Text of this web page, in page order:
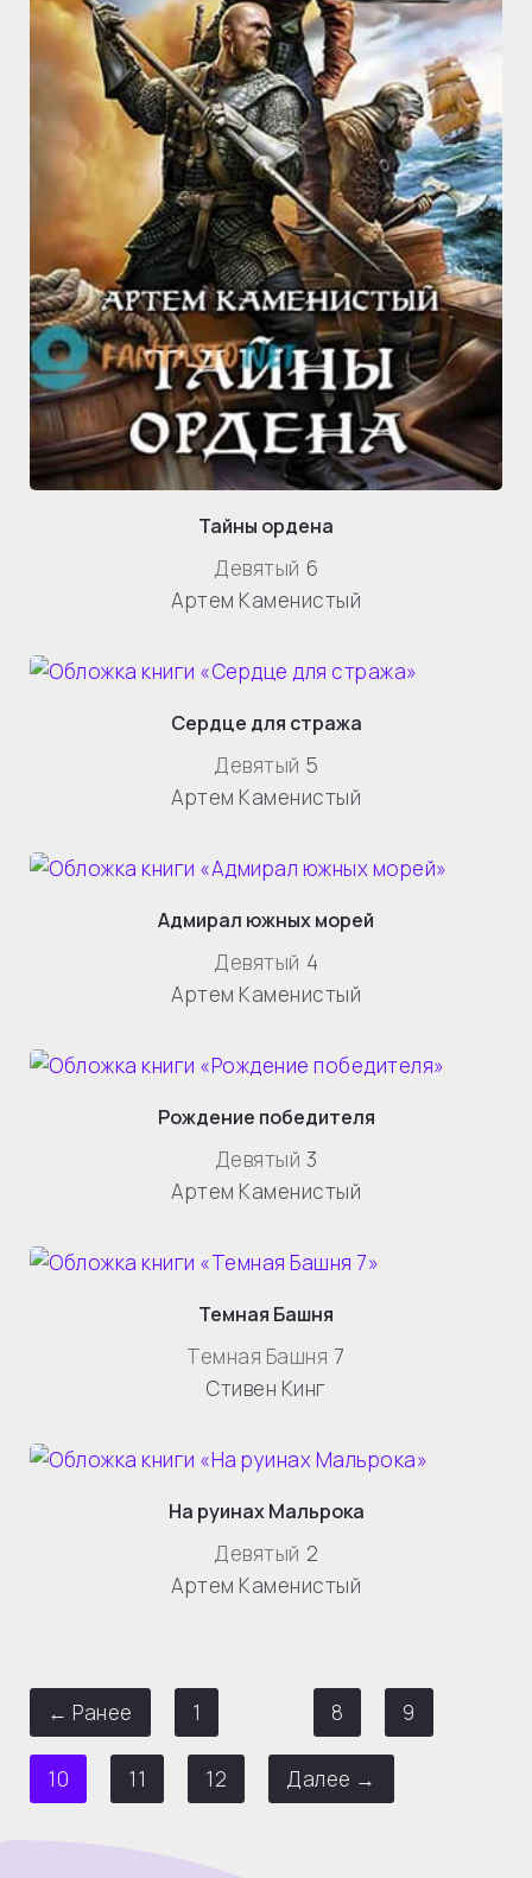
Тайны ордена
Девятый 6
Артем Каменистый
Сердце для стража
Девятый 5
Артем Каменистый
Адмирал южных морей
Девятый 4
Артем Каменистый
Рождение победителя
Девятый 3
Артем Каменистый
Темная Башня
Темная Башня 7
Стивен Кинг
На руинах Мальрока
Девятый 2
Артем Каменистый
← Ранее 1 8 9
10 11 12 Далее →